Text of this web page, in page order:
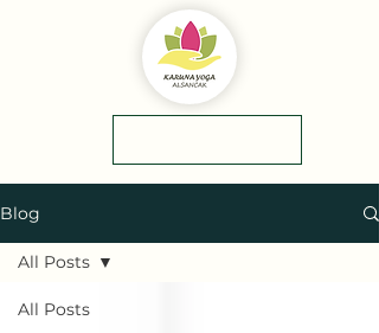
Blog
All Posts
All Posts